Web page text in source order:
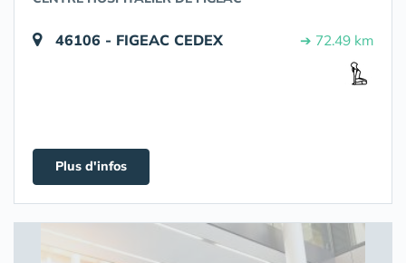
46106 - FIGEAC CEDEX ➔ 72.49 km
Plus d'infos